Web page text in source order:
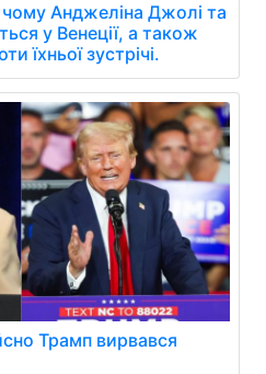
Анджеліна Джолі та
у Венеції, а також
їхньої зустрічі.
Трамп вирвався